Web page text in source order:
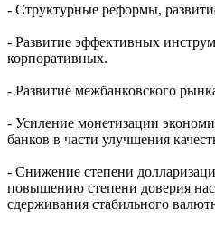
- Структурные реформы,
- Развитие эффективных
корпоративных.
- Развитие межбанковского
- Усиление монетизации
банков в части улучшения
- Снижение степени
повышению степени доверия
сдерживания стабильного